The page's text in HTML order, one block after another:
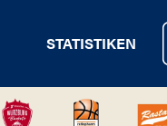
STATISTIKEN